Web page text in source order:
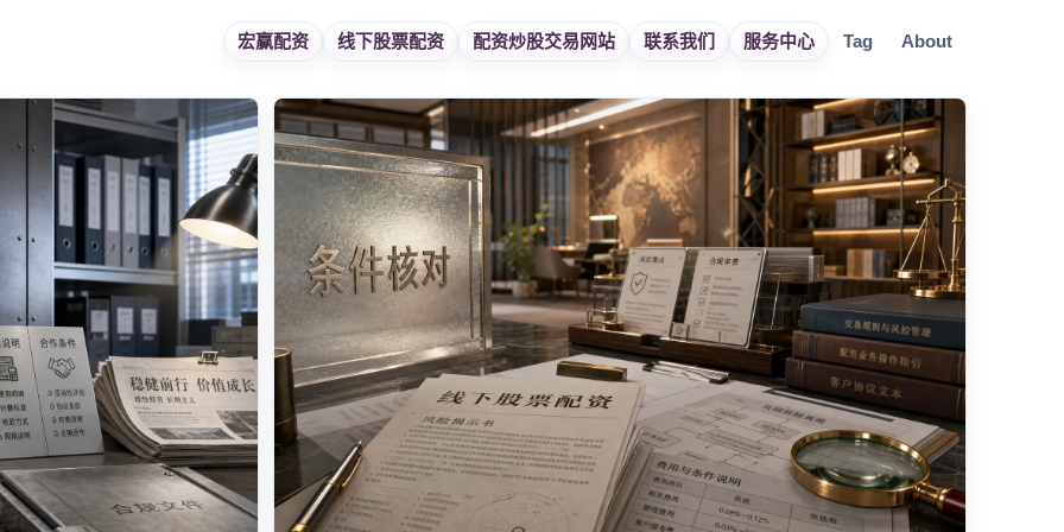
宏赢配资 线下股票配资 配资炒股交易网站 联系我们 服务中心 Tag About